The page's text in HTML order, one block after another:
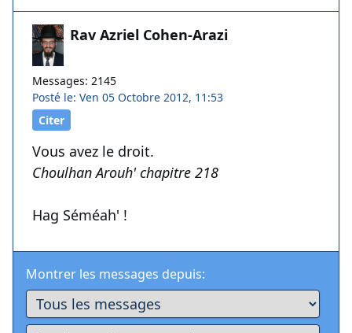
Rav Azriel Cohen-Arazi
Messages: 2145
Posté le: Ven 05 Octobre 2012, 11:53
Citer
Vous avez le droit.
Choulhan Arouh' chapitre 218
Hag Séméah' !
Montrer les messages depuis: